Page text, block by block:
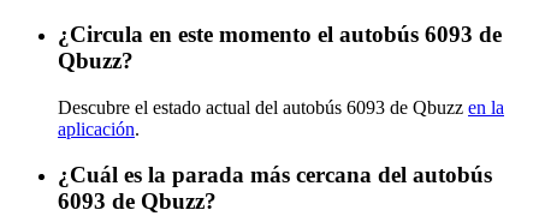
¿Circula en este momento el autobús 6093 de
Qbuzz?
Descubre el estado actual del autobús 6093 de Qbuzz en la
aplicación.
¿Cuál es la parada más cercana del autobús
6093 de Qbuzz?